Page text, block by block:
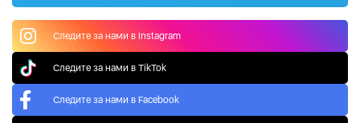
Следите за нами в Instagram
Следите за нами в TikTok
Следите за нами в Facebook